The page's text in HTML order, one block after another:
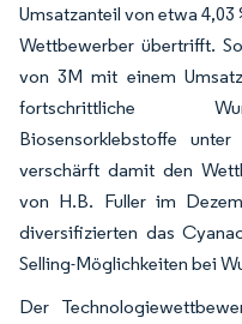
Umsatzanteil von etwa
Wettbewerber übertrifft.
von 3M mit einem
fortschrittliche
Biosensorklebstoffe
verschärft damit den
von H.B. Fuller im
diversifizierten das
Selling-Möglichkeiten bei
Der